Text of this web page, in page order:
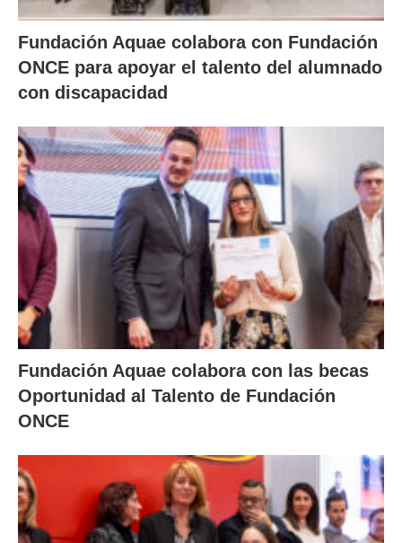
Fundación Aquae colabora con Fundación
ONCE para apoyar el talento del alumnado
con discapacidad
Fundación Aquae colabora con las becas
Oportunidad al Talento de Fundación
ONCE